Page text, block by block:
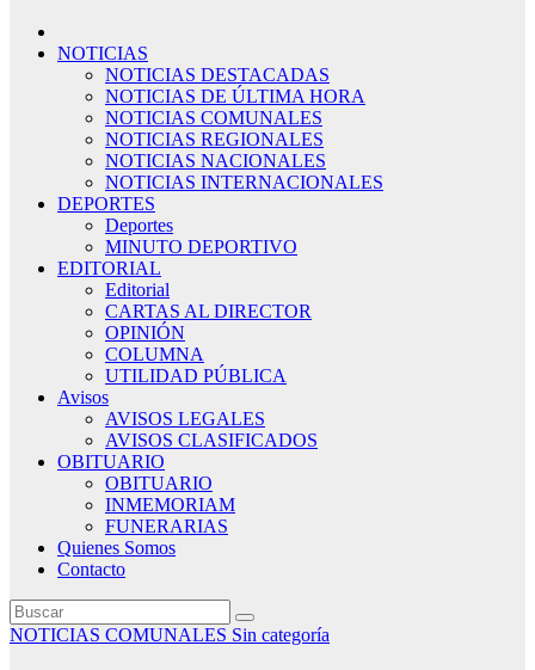
NOTICIAS
NOTICIAS DESTACADAS
NOTICIAS DE ÚLTIMA HORA
NOTICIAS COMUNALES
NOTICIAS REGIONALES
NOTICIAS NACIONALES
NOTICIAS INTERNACIONALES
DEPORTES
Deportes
MINUTO DEPORTIVO
EDITORIAL
Editorial
CARTAS AL DIRECTOR
OPINIÓN
COLUMNA
UTILIDAD PÚBLICA
Avisos
AVISOS LEGALES
AVISOS CLASIFICADOS
OBITUARIO
OBITUARIO
INMEMORIAM
FUNERARIAS
Quienes Somos
Contacto
NOTICIAS COMUNALES Sin categoría